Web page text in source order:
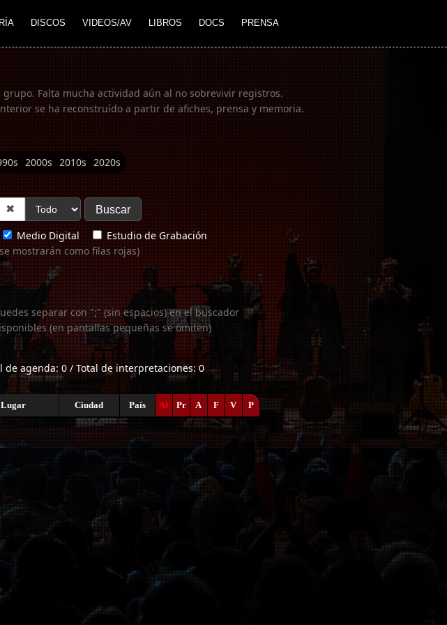
DISCOS VIDEOS/AV LIBROS DOCS PRENSA
Falta mucha actividad aún al no sobrevivir registros.
se ha reconstruído a partir de afiches, prensa y memoria.
2000s 2010s 2020s
✖
Medio Digital
Estudio de Grabación
mostrarán como filas rojas)
separar con ";" (sin espacios) en el buscador
(en pantallas pequeñas se omiten)
de agenda: 0 / Total de interpretaciones: 0
Lugar Ciudad País Af Pr A F V P